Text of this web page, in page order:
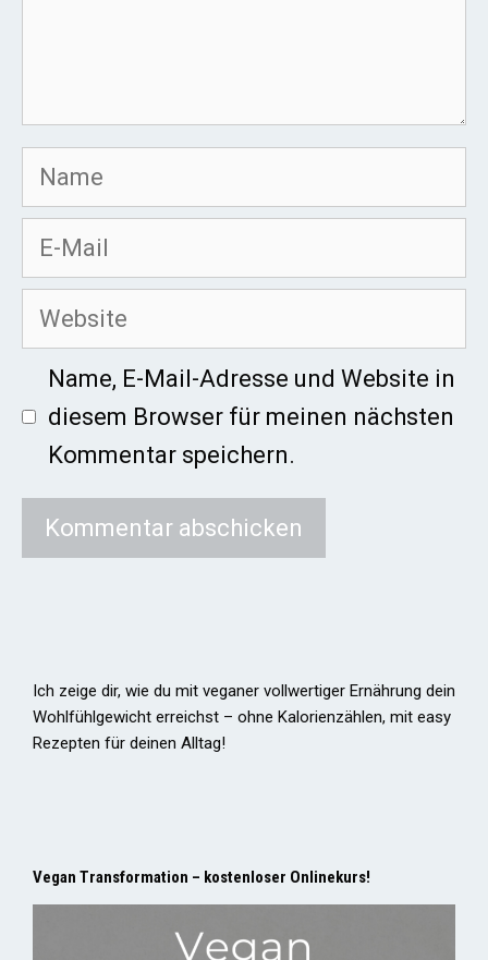
Name
E-
Mail
Website
Name, E-Mail-Adresse und Website in
diesem Browser für meinen nächsten
Kommentar speichern.
Ich zeige dir, wie du mit veganer vollwertiger Ernährung dein
Wohlfühlgewicht erreichst – ohne Kalorienzählen, mit easy
Rezepten für deinen Alltag!
Vegan Transformation – kostenloser Onlinekurs!